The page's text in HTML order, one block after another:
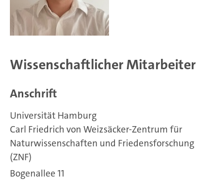
Wissenschaftlicher Mitarbeiter
Anschrift
Universität Hamburg
Carl Friedrich von Weizsäcker-Zentrum für
Naturwissenschaften und Friedensforschung
(ZNF)
Bogenallee 11